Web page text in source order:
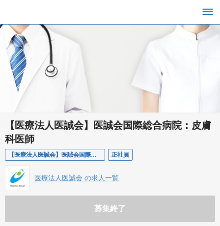
【医療法人医誠会】医誠会国際総合病院：皮膚
科医師
【医療法人医誠会】医誠会国際総合病院：皮膚科医師 正社員
医療法人医誠会 の求人一覧
募集終了